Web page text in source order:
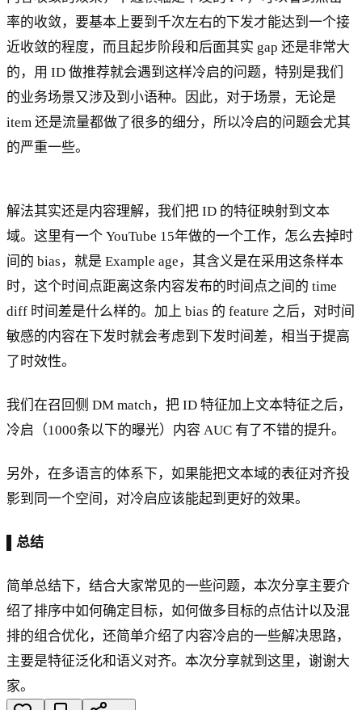
率的收敛，要基本上要到千次左右的下发才能达到一个接
近收敛的程度，而且起步阶段和后面其实 gap 还是非常大
的，用 ID 做推荐就会遇到这样冷启的问题，特别是我们
的业务场景又涉及到小语种。因此，对于场景，无论是
item 还是流量都做了很多的细分，所以冷启的问题会尤其
的严重一些。
解法其实还是内容理解，我们把 ID 的特征映射到文本
域。这里有一个 YouTube 15年做的一个工作，怎么去掉时
间的 bias，就是 Example age，其含义是在采用这条样本
时，这个时间点距离这条内容发布的时间点之间的 time
diff 时间差是什么样的。加上 bias 的 feature 之后，对时间
敏感的内容在下发时就会考虑到下发时间差，相当于提高
了时效性。
我们在召回侧 DM match，把 ID 特征加上文本特征之后，
冷启（1000条以下的曝光）内容 AUC 有了不错的提升。
另外，在多语言的体系下，如果能把文本域的表征对齐投
影到同一个空间，对冷启应该能起到更好的效果。
▌总结
简单总结下，结合大家常见的一些问题，本次分享主要介
绍了排序中如何确定目标，如何做多目标的点估计以及混
排的组合优化，还简单介绍了内容冷启的一些解决思路，
主要是特征泛化和语义对齐。本次分享就到这里，谢谢大
家。